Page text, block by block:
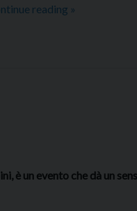
reading »
è un evento che dà un